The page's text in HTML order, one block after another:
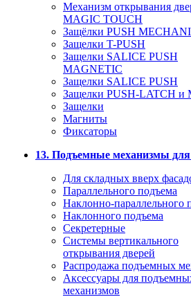
Механизм открывания
MAGIC TOUCH
Защёлки PUSH
Защелки T-PUSH
Защелки SALICE PUSH
MAGNETIC
Защелки SALICE PUSH
Защелки PUSH-LATCH и
Защелки
Магниты
Фиксаторы
13. Подъемные механизмы
Для складных вверх
Параллельного подъема
Наклонно-параллельного
Наклонного подъема
Секретерные
Системы вертикального
открывания дверей
Распродажа подъемных
Аксессуары для
механизмов